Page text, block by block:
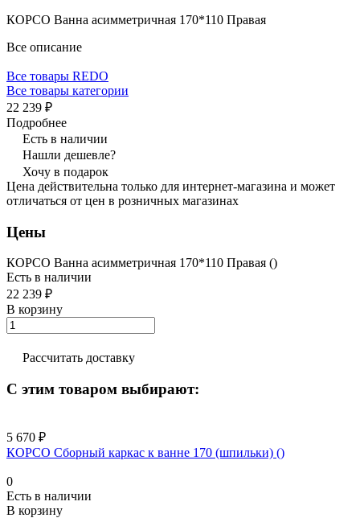
КОРСО Ванна асимметричная 170*110 Правая
Все описание
Все товары REDO
Все товары категории
22 239 ₽
Подробнее
Есть в наличии
Нашли дешевле?
Хочу в подарок
Цена действительна только для интернет-магазина и может
отличаться от цен в розничных магазинах
Цены
КОРСО Ванна асимметричная 170*110 Правая ()
Есть в наличии
22 239 ₽
В корзину
Рассчитать доставку
С этим товаром выбирают:
5 670 ₽
КОРСО Сборный каркас к ванне 170 (шпильки) ()
0
Есть в наличии
В корзину